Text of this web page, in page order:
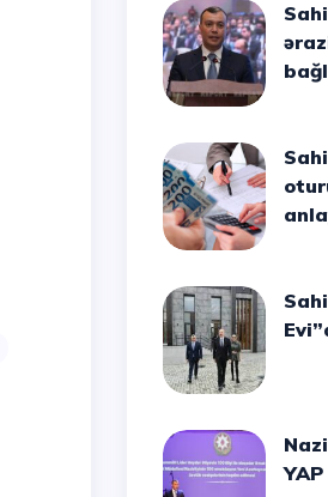
Sahil Babayev azad edilən
Sahil Babayev “evdə
Sahil Babayevin “Dost
Nazirliyin 100 əməkdaşına